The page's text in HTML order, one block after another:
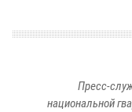
Пресс-
национальной